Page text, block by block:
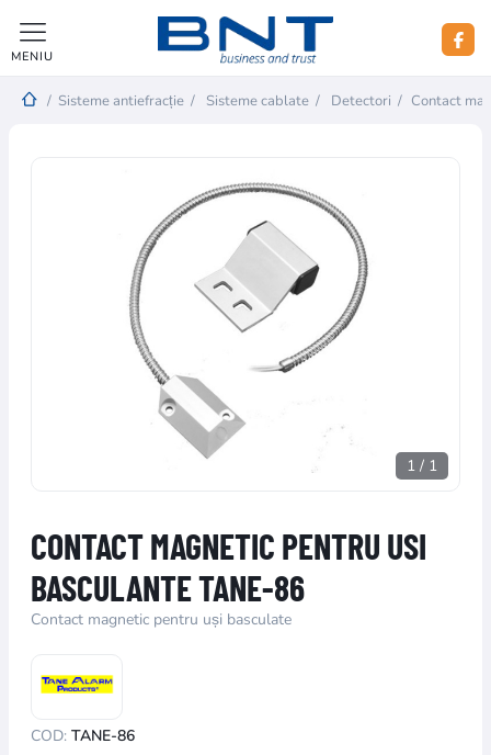
MENIU
/ Sisteme antiefracție / Sisteme cablate / Detectori / Contact
1 / 1
CONTACT MAGNETIC PENTRU USI
BASCULANTE TANE-86
Contact magnetic pentru uși basculate
COD: TANE-86